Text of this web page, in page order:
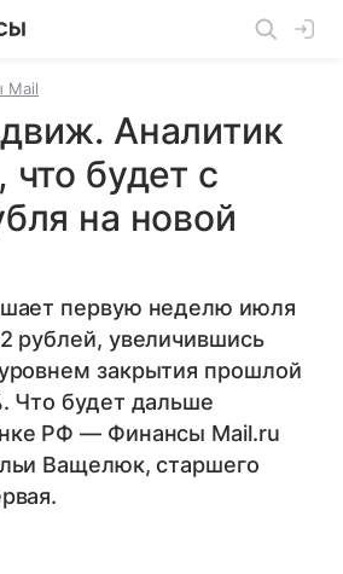
Mail
Аналитик
будет с
на новой
первую неделю июля
рублей, увеличившись
закрытия прошлой
Что будет дальше
РФ — Финансы Mail.ru
Ващелюк, старшего